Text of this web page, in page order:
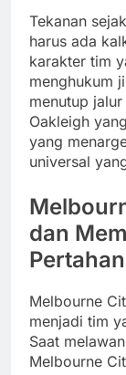
Tekanan
harus ada
karakter tim
menghukum
menutup
Oakleigh
yang
universal
dan
Melbourne
menjadi tim
Saat
Melbourne